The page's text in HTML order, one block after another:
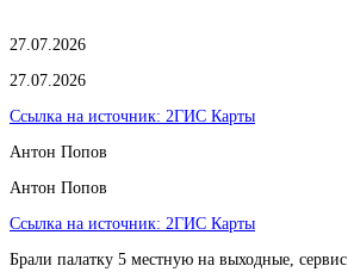
27.07.2026
27.07.2026
Ссылка на источник: 2ГИС Карты
Антон Попов
Антон Попов
Ссылка на источник: 2ГИС Карты
Брали палатку 5 местную на выходные, сервис